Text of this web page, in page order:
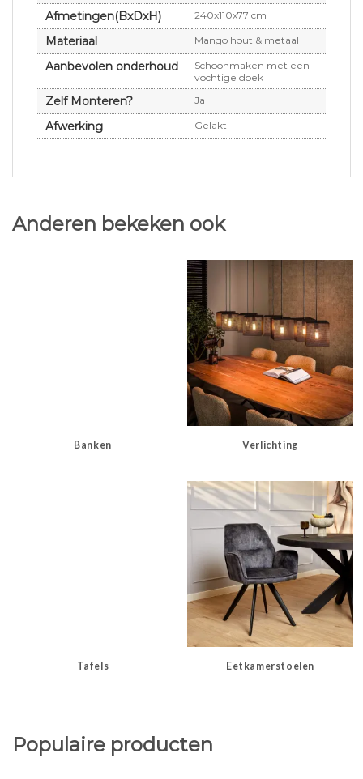
Afmetingen(BxDxH) 240x110x77 cm
Materiaal Mango hout & metaal
Aanbevolen onderhoud
Schoonmaken met een
vochtige doek
Zelf Monteren? Ja
Afwerking Gelakt
Anderen bekeken ook
Banken Verlichting
Tafels Eetkamerstoelen
Populaire producten